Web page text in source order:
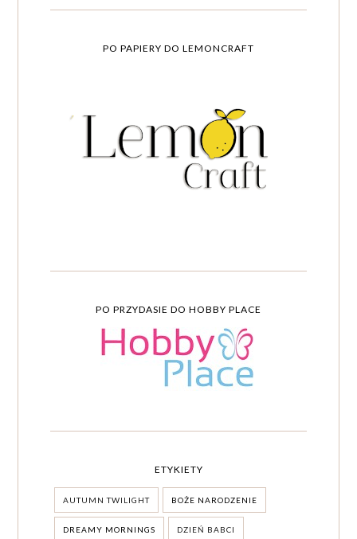
PO PAPIERY DO LEMONCRAFT
PO PRZYDASIE DO HOBBY PLACE
ETYKIETY
AUTUMN TWILIGHT BOŻE NARODZENIE
DREAMY MORNINGS DZIEŃ BABCI